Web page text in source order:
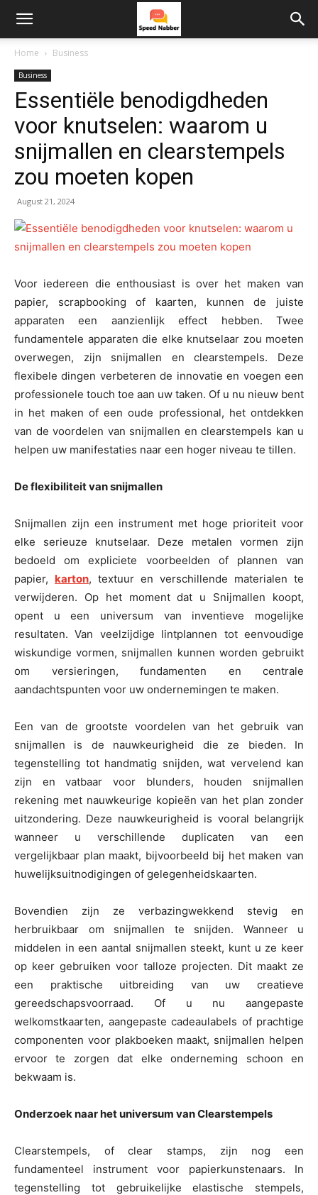
Home Business
Business
Essentiële benodigdheden
voor knutselen: waarom u
snijmallen en clearstempels
zou moeten kopen
August 21, 2024
Voor iedereen die enthousiast is over het maken van
papier, scrapbooking of kaarten, kunnen de juiste
apparaten een aanzienlijk effect hebben. Twee
fundamentele apparaten die elke knutselaar zou moeten
overwegen, zijn snijmallen en clearstempels. Deze
flexibele dingen verbeteren de innovatie en voegen een
professionele touch toe aan uw taken. Of u nu nieuw bent
in het maken of een oude professional, het ontdekken
van de voordelen van snijmallen en clearstempels kan u
helpen uw manifestaties naar een hoger niveau te tillen.
De flexibiliteit van snijmallen
Snijmallen zijn een instrument met hoge prioriteit voor
elke serieuze knutselaar. Deze metalen vormen zijn
bedoeld om expliciete voorbeelden of plannen van
papier, karton, textuur en verschillende materialen te
verwijderen. Op het moment dat u Snijmallen koopt,
opent u een universum van inventieve mogelijke
resultaten. Van veelzijdige lintplannen tot eenvoudige
wiskundige vormen, snijmallen kunnen worden gebruikt
om versieringen, fundamenten en centrale
aandachtspunten voor uw ondernemingen te maken.
Een van de grootste voordelen van het gebruik van
snijmallen is de nauwkeurigheid die ze bieden. In
tegenstelling tot handmatig snijden, wat vervelend kan
zijn en vatbaar voor blunders, houden snijmallen
rekening met nauwkeurige kopieën van het plan zonder
uitzondering. Deze nauwkeurigheid is vooral belangrijk
wanneer u verschillende duplicaten van een
vergelijkbaar plan maakt, bijvoorbeeld bij het maken van
huwelijksuitnodigingen of gelegenheidskaarten.
Bovendien zijn ze verbazingwekkend stevig en
herbruikbaar om snijmallen te snijden. Wanneer u
middelen in een aantal snijmallen steekt, kunt u ze keer
op keer gebruiken voor talloze projecten. Dit maakt ze
een praktische uitbreiding van uw creatieve
gereedschapsvoorraad. Of u nu aangepaste
welkomstkaarten, aangepaste cadeaulabels of prachtige
componenten voor plakboeken maakt, snijmallen helpen
ervoor te zorgen dat elke onderneming schoon en
bekwaam is.
Onderzoek naar het universum van Clearstempels
Clearstempels, of clear stamps, zijn nog een
fundamenteel instrument voor papierkunstenaars. In
tegenstelling tot gebruikelijke elastische stempels,